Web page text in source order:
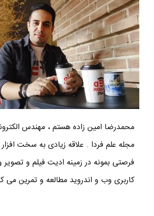
محمدرضا امين زاده هستم ، مهندس
مجله علم فردا . علاقه زیادی به سخت افزار
فرصتی بمونه در زمینه ادیت فیلم و
کاربری وب و اندروید مطالعه و تمرین می